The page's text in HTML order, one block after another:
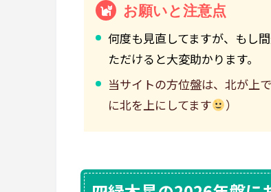
お願いと注意点
何度も見直してますが、もし
ただけると大変助かります。
当サイトの方位盤は、北が上
に北を上にしてます
）